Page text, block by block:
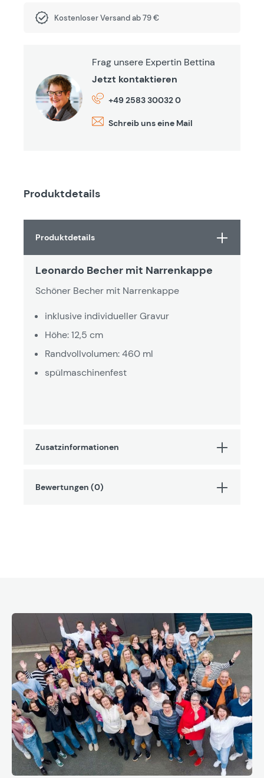
Kostenloser Versand ab 79 €
Frag unsere Expertin Bettina
Jetzt kontaktieren
+49 2583 30032 0
Schreib uns eine Mail
Produktdetails
Produktdetails
Leonardo Becher mit Narrenkappe
Schöner Becher mit Narrenkappe
inklusive individueller Gravur
Höhe: 12,5 cm
Randvollvolumen: 460 ml
spülmaschinenfest
Zusatzinformationen
Bewertungen (0)